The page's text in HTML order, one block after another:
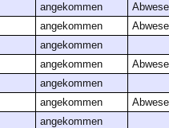
angekommen
angekommen
angekommen
angekommen
angekommen
angekommen
angekommen